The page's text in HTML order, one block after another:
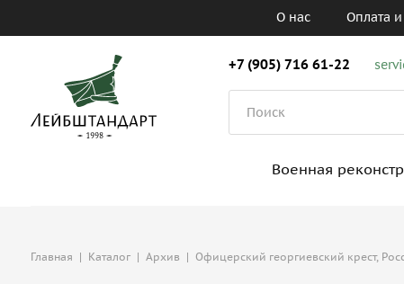
О нас Оплата
+7 (905) 716 61-22
Военная
Главная | Каталог | Архив | Офицерский георгиевский крест,